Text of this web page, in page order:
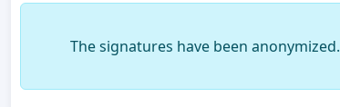
The signatures have been anonymized.